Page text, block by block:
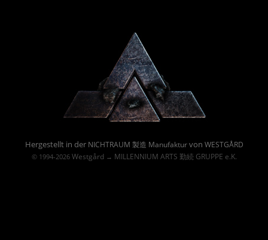
Hergestellt in der NICHTRAUM 製造 Manufakturvon WESTGÅRD
© 1994-2026 Westgård→ MILLENNIUM ARTS 勤続 GRUPPE e.K.
Powered By :